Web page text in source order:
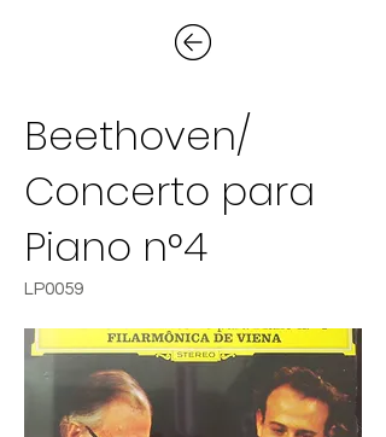
Beethoven/
Concerto para
Piano n°4
LP0059